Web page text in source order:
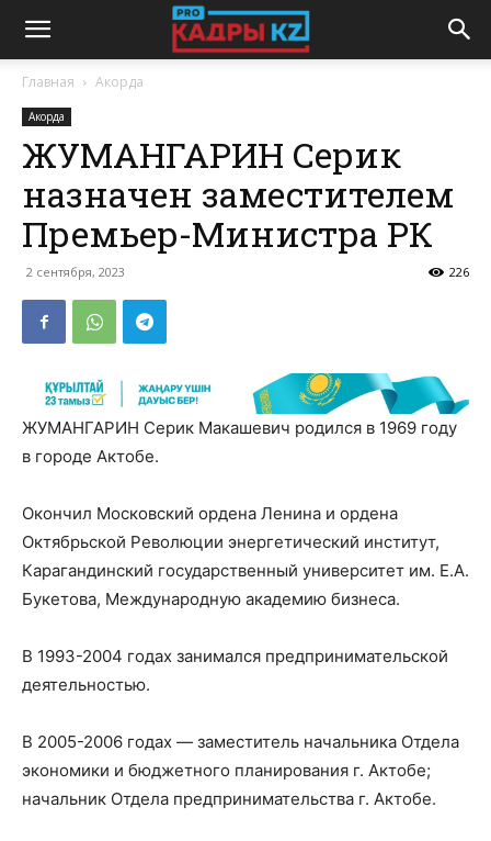
Главная Акорда
Акорда
ЖУМАНГАРИН Серик
назначен заместителем
Премьер-Министра РК
2 сентября, 2023 226
ЖУМАНГАРИН Серик Макашевич родился в 1969 году
в городе Актобе.
Окончил Московский ордена Ленина и ордена
Октябрьской Революции энергетический институт,
Карагандинский государственный университет им. Е.А.
Букетова, Международную академию бизнеса.
В 1993-2004 годах занимался предпринимательской
деятельностью.
В 2005-2006 годах — заместитель начальника Отдела
экономики и бюджетного планирования г. Актобе;
начальник Отдела предпринимательства г. Актобе.